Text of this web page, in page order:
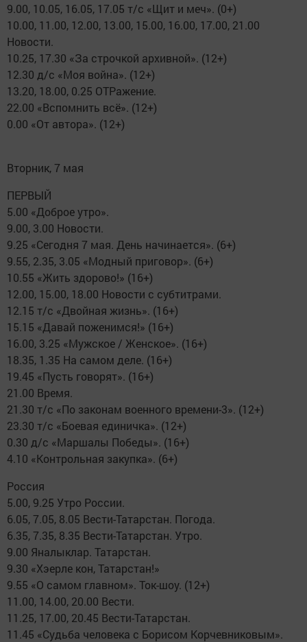
9.00, 10.05, 16.05, 17.05 т/с «Щит и меч». (0+)
10.00, 11.00, 12.00, 13.00, 15.00, 16.00, 17.00, 21.00
Новости.
10.25, 17.30 «За строчкой архивной». (12+)
12.30 д/с «Моя война». (12+)
13.20, 18.00, 0.25 ОТРажение.
22.00 «Вспомнить всё». (12+)
0.00 «От автора». (12+)
Вторник, 7 мая
ПЕРВЫЙ
5.00 «Доброе утро».
9.00, 3.00 Новости.
9.25 «Сегодня 7 мая. День начинается». (6+)
9.55, 2.35, 3.05 «Модный приговор». (6+)
10.55 «Жить здорово!» (16+)
12.00, 15.00, 18.00 Новости с субтитрами.
12.15 т/с «Двойная жизнь». (16+)
15.15 «Давай поженимся!» (16+)
16.00, 3.25 «Мужское / Женское». (16+)
18.35, 1.35 На самом деле. (16+)
19.45 «Пусть говорят». (16+)
21.00 Время.
21.30 т/с «По законам военного времени-3». (12+)
23.30 т/с «Боевая единичка». (12+)
0.30 д/с «Маршалы Победы». (16+)
4.10 «Контрольная закупка». (6+)
Россия
5.00, 9.25 Утро России.
6.05, 7.05, 8.05 Вести-Татарстан. Погода.
6.35, 7.35, 8.35 Вести-Татарстан. Утро.
9.00 Яналыклар. Татарстан.
9.30 «Хэерле кон, Татарстан!»
9.55 «О самом главном». Ток-шоу. (12+)
11.00, 14.00, 20.00 Вести.
11.25, 17.00, 20.45 Вести-Татарстан.
11.45 «Судьба человека с Борисом Корчевниковым».